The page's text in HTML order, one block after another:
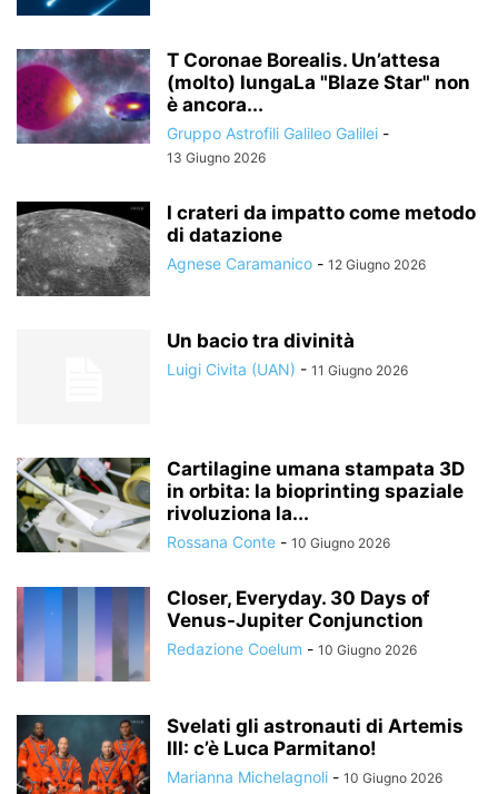
T Coronae Borealis. Un’attesa
(molto) lungaLa "Blaze Star" non
è ancora...
Gruppo Astrofili Galileo Galilei -
13 Giugno 2026
I crateri da impatto come metodo
di datazione
Agnese Caramanico - 12 Giugno 2026
Un bacio tra divinità
Luigi Civita (UAN) - 11 Giugno 2026
Cartilagine umana stampata 3D
in orbita: la bioprinting spaziale
rivoluziona la...
Rossana Conte - 10 Giugno 2026
Closer, Everyday. 30 Days of
Venus-Jupiter Conjunction
Redazione Coelum - 10 Giugno 2026
Svelati gli astronauti di Artemis
III: c’è Luca Parmitano!
Marianna Michelagnoli - 10 Giugno 2026